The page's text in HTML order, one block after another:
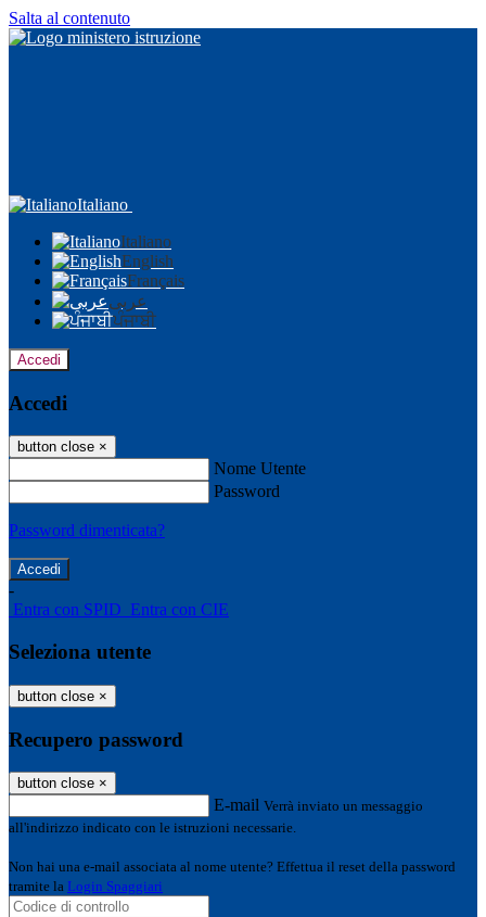
Salta al contenuto
Italiano
Italiano
English
Français
عربى
ਪੰਜਾਬੀ
Accedi
Accedi
button close ×
Nome Utente
Password
Password dimenticata?
-
Entra con SPID Entra con CIE
Seleziona utente
button close ×
Recupero password
button close ×
E-mail Verrà inviato un messaggio
all'indirizzo indicato con le istruzioni necessarie.
Non hai una e-mail associata al nome utente? Effettua il reset della password
tramite la Login Spaggiari